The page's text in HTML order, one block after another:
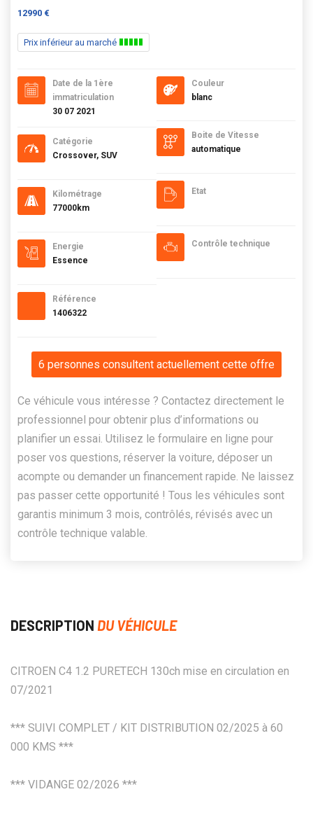
12990 €
Prix inférieur au marché
Date de la 1ère
immatriculation
30 07 2021
Catégorie
Crossover, SUV
Kilométrage
77000km
Energie
Essence
Référence
1406322
Couleur
blanc
Boite de Vitesse
automatique
Etat
Contrôle technique
6 personnes consultent actuellement cette offre
Ce véhicule vous intéresse ? Contactez directement le
professionnel pour obtenir plus d’informations ou
planifier un essai. Utilisez le formulaire en ligne pour
poser vos questions, réserver la voiture, déposer un
acompte ou demander un financement rapide. Ne laissez
pas passer cette opportunité ! Tous les véhicules sont
garantis minimum 3 mois, contrôlés, révisés avec un
contrôle technique valable.
DESCRIPTION DU VÉHICULE
CITROEN C4 1.2 PURETECH 130ch mise en circulation en
07/2021
*** SUIVI COMPLET / KIT DISTRIBUTION 02/2025 à 60
000 KMS ***
*** VIDANGE 02/2026 ***